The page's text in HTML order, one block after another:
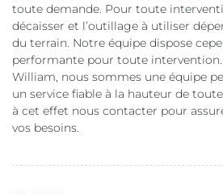
toute demande. Pour toute
décaisser et l’outillage à utiliser
du terrain. Notre équipe dispose
performante pour toute intervention.
William, nous sommes une équipe
un service fiable à la hauteur de
à cet effet nous contacter pour
vos besoins.